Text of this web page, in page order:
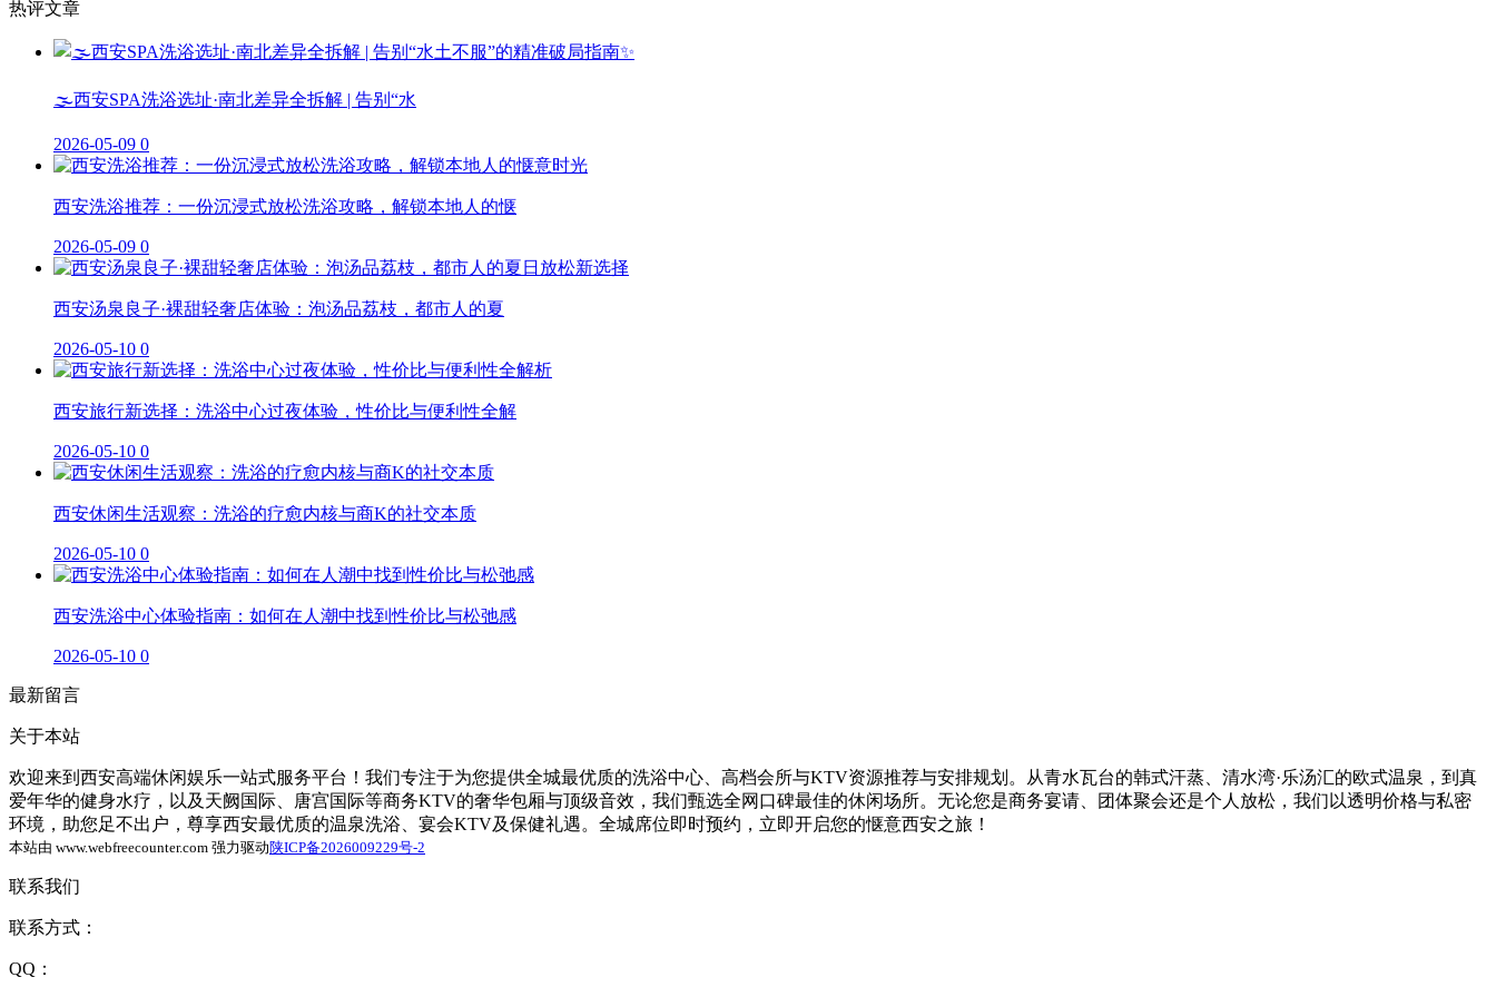
热评文章
🌫️西安SPA洗浴选址·南北差异全拆解 | 告别“水
2026-05-09 0
西安洗浴推荐：一份沉浸式放松洗浴攻略，解锁本地人的惬
2026-05-09 0
西安汤泉良子·裸甜轻奢店体验：泡汤品荔枝，都市人的夏
2026-05-10 0
西安旅行新选择：洗浴中心过夜体验，性价比与便利性全解
2026-05-10 0
西安休闲生活观察：洗浴的疗愈内核与商K的社交本质
2026-05-10 0
西安洗浴中心体验指南：如何在人潮中找到性价比与松弛感
2026-05-10 0
最新留言
关于本站
欢迎来到西安高端休闲娱乐一站式服务平台！我们专注于为您提供全城最优质的洗浴中心、高档会所与KTV资源推荐与安排规划。从青水瓦台的韩式汗蒸、清水湾·乐汤汇的欧式温泉，到真
爱年华的健身水疗，以及天阙国际、唐宫国际等商务KTV的奢华包厢与顶级音效，我们甄选全网口碑最佳的休闲场所。无论您是商务宴请、团体聚会还是个人放松，我们以透明价格与私密
环境，助您足不出户，尊享西安最优质的温泉洗浴、宴会KTV及保健礼遇。全城席位即时预约，立即开启您的惬意西安之旅！
本站由 www.webfreecounter.com 强力驱动陕ICP备2026009229号-2
联系我们
联系方式：
QQ：